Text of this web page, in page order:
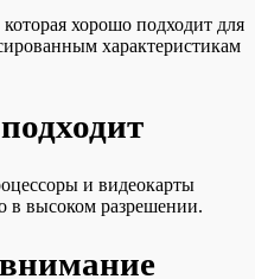
хорошо подходит для
характеристикам
и видеокарты
в высоком разрешении.